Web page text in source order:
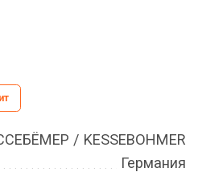
/ KESSEBOHMER
Германия